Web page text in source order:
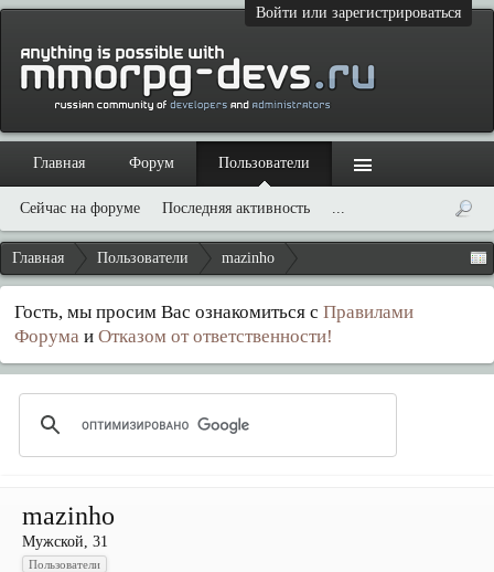
Войти или зарегистрироваться
Главная Пользователи mazinho
Гость, мы просим Вас ознакомиться с Правилами
Форума и Отказом от ответственности!
mazinho
Мужской, 31
Пользователи
Главная Форум Пользователи
Сейчас на форуме Последняя активность ...